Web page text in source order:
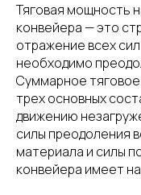
Тяговая мощность
конвейера — это
отражение всех
необходимо
Суммарное
трех основных
движению
силы преодоления
материала и силы
конвейера имеет